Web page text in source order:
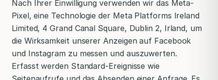
Nach Ihrer Einwilligung verwenden wir das Meta-
Pixel, eine Technologie der Meta Platforms Ireland
Limited, 4 Grand Canal Square, Dublin 2, Irland, um
die Wirksamkeit unserer Anzeigen auf Facebook
und Instagram zu messen und auszuwerten.
Erfasst werden Standard-Ereignisse wie